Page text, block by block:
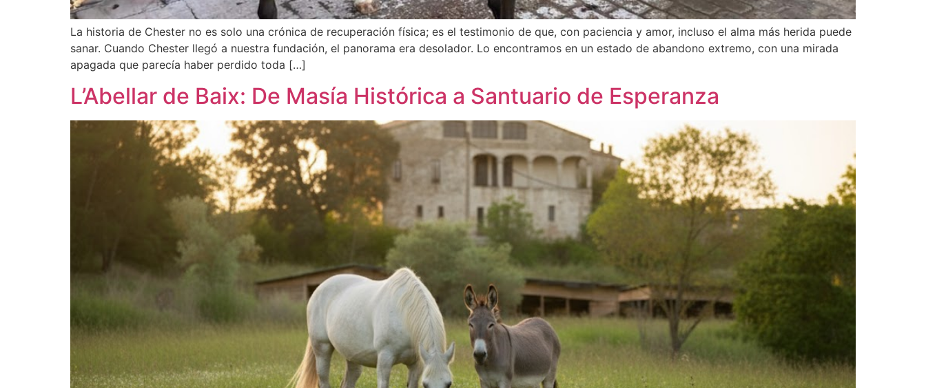
La historia de Chester no es solo una crónica de recuperación física; es el testimonio de que, con paciencia y amor, incluso el alma más herida puede
sanar. Cuando Chester llegó a nuestra fundación, el panorama era desolador. Lo encontramos en un estado de abandono extremo, con una mirada
apagada que parecía haber perdido toda […]
L’Abellar de Baix: De Masía Histórica a Santuario de Esperanza